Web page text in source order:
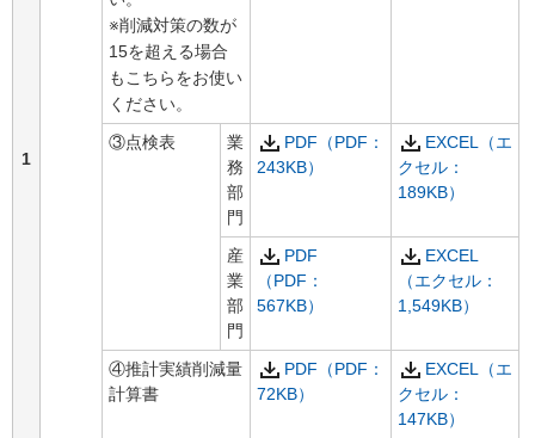
1
※削減対策の数が
15を超える場合
もこちらをお使い
ください。
③点検表
業
務
部
門
PDF（PDF：
243KB）
EXCEL（エ
クセル：
189KB）
産
業
部
門
PDF
（PDF：
567KB）
EXCEL
（エクセル：
1,549KB）
④推計実績削減量
計算書
PDF（PDF：
72KB）
EXCEL（エ
クセル：
147KB）